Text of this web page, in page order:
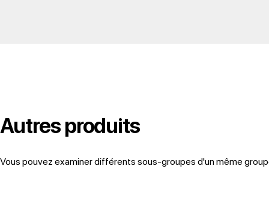
Autres produits
Vous pouvez examiner différents sous-groupes d'un même